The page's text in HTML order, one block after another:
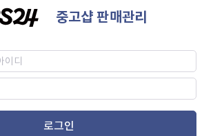
중고샵 판매관리
로그인